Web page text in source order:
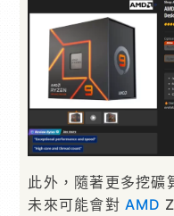
此外，隨著更多挖礦
未來可能會對 AMD